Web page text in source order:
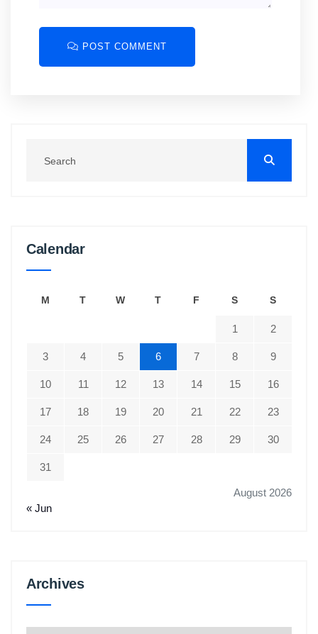
POST COMMENT
Calendar
August 2026
M T W T F S S
1 2
3 4 5 6 7 8 9
10 11 12 13 14 15 16
17 18 19 20 21 22 23
24 25 26 27 28 29 30
31
« Jun
ArchivesArchives